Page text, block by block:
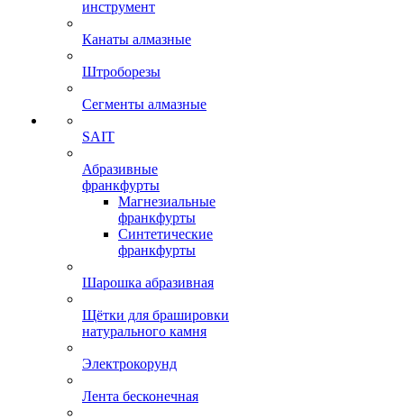
инструмент
Канаты алмазные
Штроборезы
Сегменты алмазные
SAIT
Абразивные
франкфурты
Магнезиальные
франкфурты
Синтетические
франкфурты
Шарошка абразивная
Щётки для брашировки
натурального камня
Электрокорунд
Лента бесконечная